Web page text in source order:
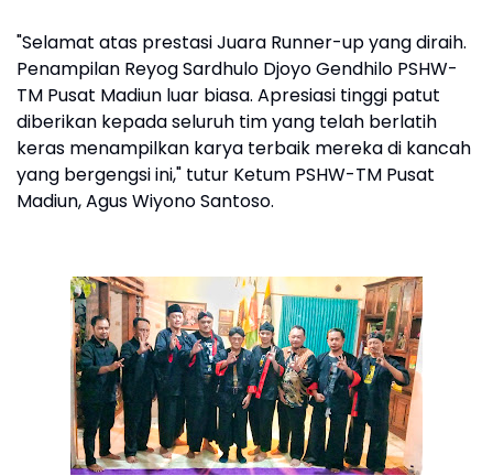
"Selamat atas prestasi Juara Runner-up yang diraih.
Penampilan Reyog Sardhulo Djoyo Gendhilo PSHW-
TM Pusat Madiun luar biasa. Apresiasi tinggi patut
diberikan kepada seluruh tim yang telah berlatih
keras menampilkan karya terbaik mereka di kancah
yang bergengsi ini," tutur Ketum PSHW-TM Pusat
Madiun, Agus Wiyono Santoso.